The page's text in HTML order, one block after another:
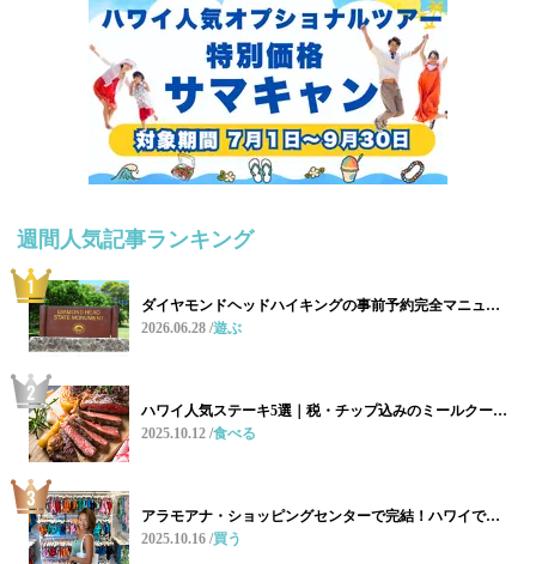
週間人気記事ランキング
ダイヤモンドヘッドハイキングの事前予約完全マニュ…
2026.06.28 遊ぶ
ハワイ人気ステーキ5選｜税・チップ込みのミールクー…
2025.10.12 食べる
アラモアナ・ショッピングセンターで完結！ハワイで…
2025.10.16 買う